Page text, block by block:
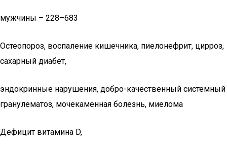
мужчины – 228–683
Остеопороз, воспаление кишечника, пиелонефрит, цирроз,
сахарный диабет,
эндокринные нарушения, добро-качественный системный
гранулематоз, мочекаменная болезнь, миелома
Дефицит витамина D,